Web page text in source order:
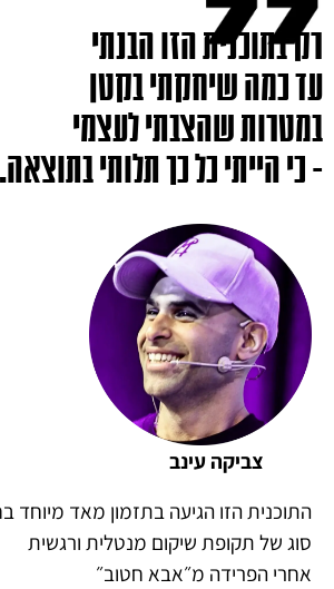
רק בתוכנית הזו הבנתי
עד כמה שיחקתי בקטן
במטרות שהצבתי לעצמי
- כי הייתי כל כך תלותי בתוצאה.
צביקה עינב
התוכנית הזו הגיעה בתזמון מאד מיוחד
סוג של תקופת שיקום מנטלית ורגשית
אחרי הפרידה מ״אבא חטוב״